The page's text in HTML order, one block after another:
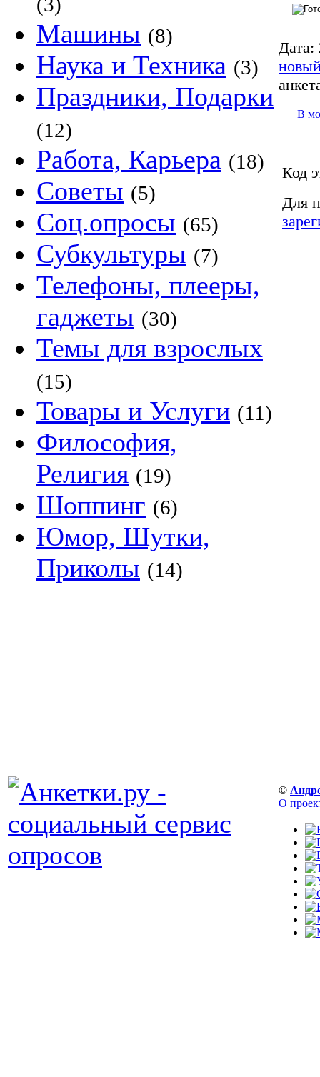
Машины (8)
Наука и Техника (3)
Праздники, Подарки
(12)
Работа, Карьера (18)
Советы (5)
Соц.опросы (65)
Субкультуры (7)
Телефоны, плееры,
гаджеты (30)
Темы для взрослых
(15)
Товары и Услуги (11)
Философия,
Религия (19)
Шоппинг (6)
Юмор, Шутки,
Приколы (14)
Дата:
В
Код
Для
©
О